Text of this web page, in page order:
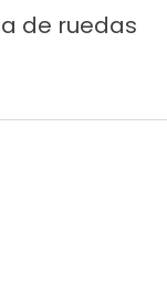
de ruedas